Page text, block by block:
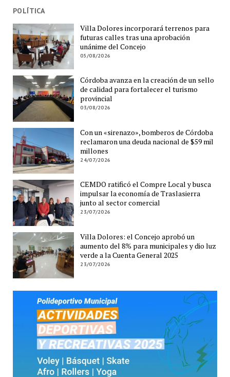
POLÍTICA
Villa Dolores incorporará terrenos para
futuras calles tras una aprobación
unánime del Concejo
05/08/2026
Córdoba avanza en la creación de un sello
de calidad para fortalecer el turismo
provincial
03/08/2026
Con un «sirenazo», bomberos de Córdoba
reclamaron una deuda nacional de $59 mil
millones
24/07/2026
CEMDO ratificó el Compre Local y busca
impulsar la economía de Traslasierra
junto al sector comercial
23/07/2026
Villa Dolores: el Concejo aprobó un
aumento del 8% para municipales y dio luz
verde a la Cuenta General 2025
23/07/2026